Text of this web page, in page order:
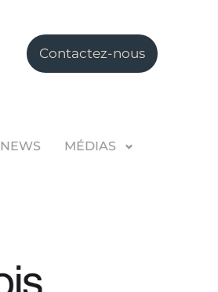
Contactez-nous
NEWS MÉDIAS